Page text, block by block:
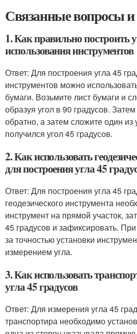
Связанные вопросы
1. Как правильно построить
использования инструментов
Ответ: Для построения угла 45
инструментов можно
бумаги. Возьмите лист бумаги и
образуя угол в 90 градусов.
обратно, а затем сложите один из
получился угол 45 градусов.
2. Как использовать
для построения угла 45
Ответ: Для построения угла 45
геодезического инструмента
инструмент на прямой участок,
45 градусов и зафиксировать.
за точностью установки
измерением угла.
3. Как использовать
угла 45 градусов
Ответ: Для измерения угла 45
транспортира необходимо